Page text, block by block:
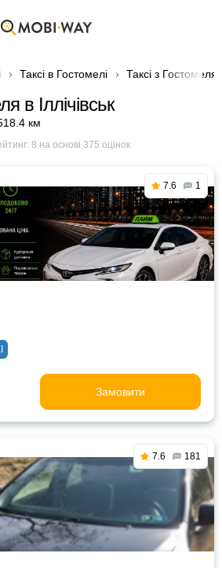
Таксі в Гостомелі Таксі з Гостомеля
в Іллічівськ
км
8 на основі 375 оцінок
7.6 1
Замовити
7.6 181